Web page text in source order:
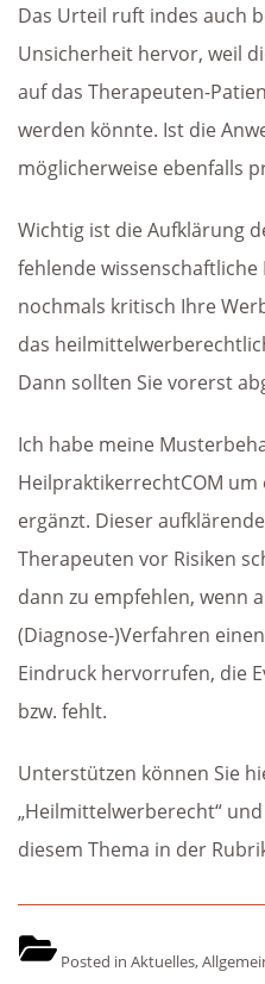
Das Urteil ruft indes auch
Unsicherheit hervor, weil
auf das Therapeuten-
werden könnte. Ist die
möglicherweise ebenfalls
Wichtig ist die Aufklärung
fehlende wissenschaftliche
nochmals kritisch Ihre
das
Dann sollten Sie vorerst
Ich habe meine
HeilpraktikerrechtCOM um
ergänzt. Dieser
Therapeuten vor Risiken
dann zu empfehlen, wenn
(Diagnose-)Verfahren
Eindruck hervorrufen, die
bzw. fehlt.
Unterstützen können Sie
„Heilmittelwerberecht“
diesem Thema in der
Posted in Aktuelles,